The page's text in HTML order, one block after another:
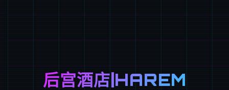
后宫酒店|HAREM